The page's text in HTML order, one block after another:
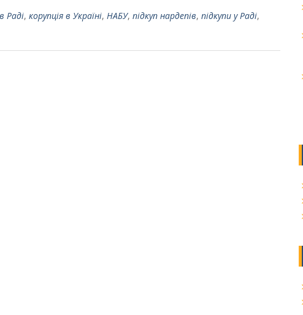
Раді, корупція в Україні, НАБУ, підкуп нардепів, підкупи у Раді,